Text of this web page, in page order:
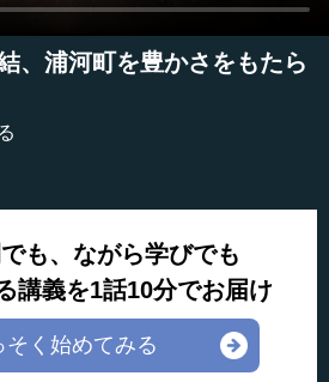
、浦河町を豊かさをもたら
も、ながら学びでも
講義を1話10分でお届け
そく始めてみる